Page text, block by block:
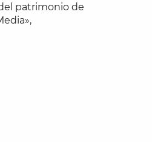
patrimonio de